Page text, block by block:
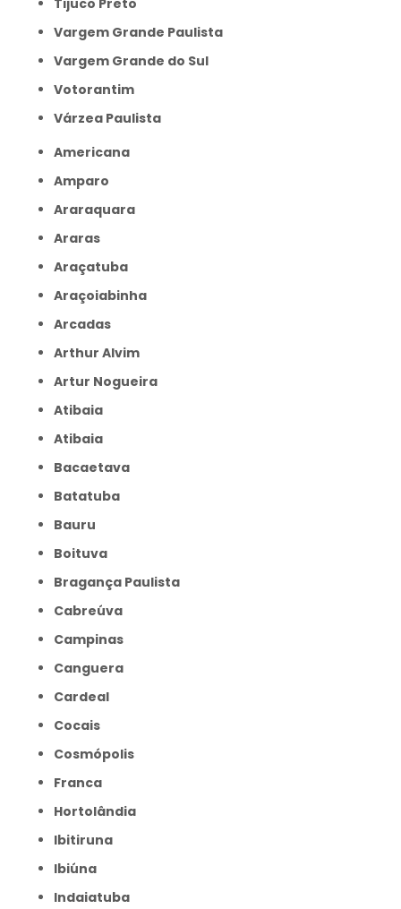
Tijuco Preto
Vargem Grande Paulista
Vargem Grande do Sul
Votorantim
Várzea Paulista
Americana
Amparo
Araraquara
Araras
Araçatuba
Araçoiabinha
Arcadas
Arthur Alvim
Artur Nogueira
Atibaia
Atibaia
Bacaetava
Batatuba
Bauru
Boituva
Bragança Paulista
Cabreúva
Campinas
Canguera
Cardeal
Cocais
Cosmópolis
Franca
Hortolândia
Ibitiruna
Ibiúna
Indaiatuba